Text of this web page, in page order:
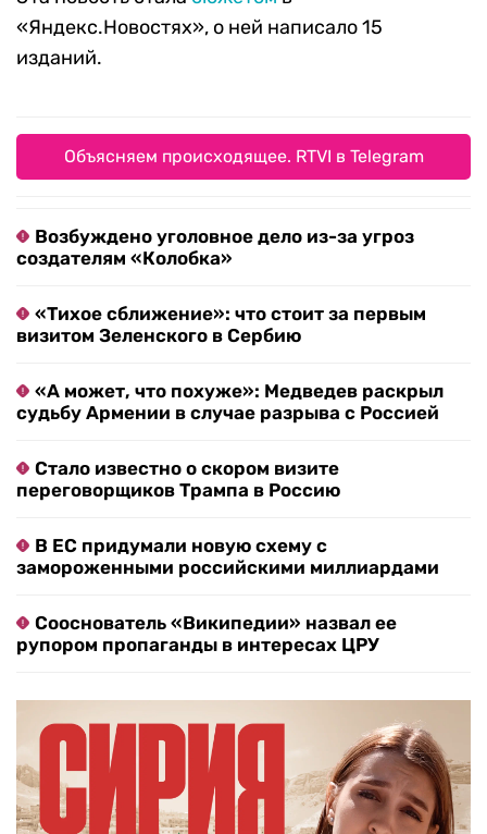
«Яндекс.Новостях», о ней написало 15
изданий.
Объясняем происходящее. RTVI в Telegram
Возбуждено уголовное дело из-за угроз
создателям «Колобка»
«Тихое сближение»: что стоит за первым
визитом Зеленского в Сербию
«А может, что похуже»: Медведев раскрыл
судьбу Армении в случае разрыва с Россией
Стало известно о скором визите
переговорщиков Трампа в Россию
В ЕС придумали новую схему с
замороженными российскими миллиардами
Сооснователь «Википедии» назвал ее
рупором пропаганды в интересах ЦРУ